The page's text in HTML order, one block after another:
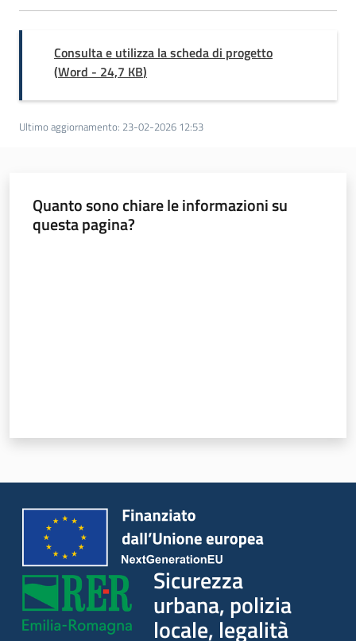
Servizi
Leggi Atti Bandi
Consulta e utilizza la scheda di progetto
(Word - 24,7 KB)
Ultimo aggiornamento: 23-02-2026 12:53
Quanto sono chiare le informazioni su
questa pagina?
Sicurezza
urbana, polizia
locale, legalità